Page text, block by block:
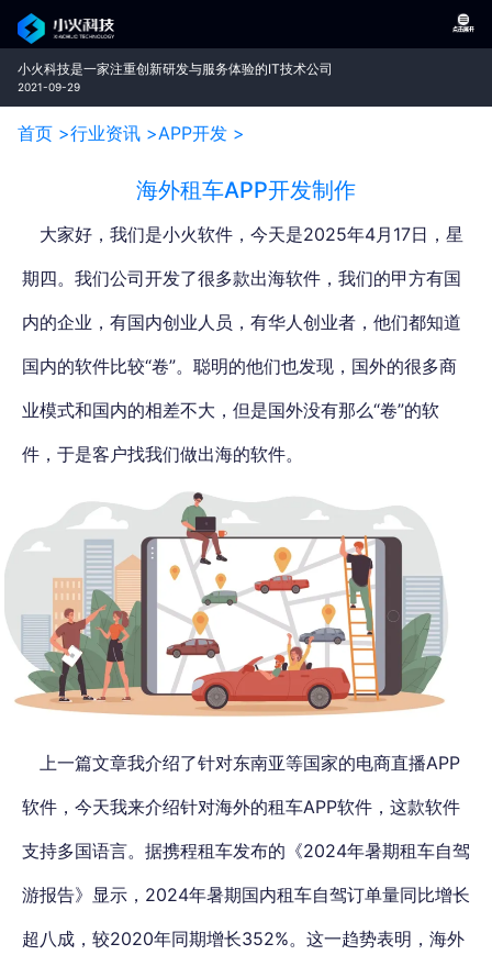
小火科技是一家注重创新研发与服务体验的IT技术公司
2021-09-29
首页 >行业资讯 >APP开发 >
海外租车APP开发制作
大家好，我们是小火软件，今天是2025年4月17日，星
期四。我们公司开发了很多款出海软件，我们的甲方有国
内的企业，有国内创业人员，有华人创业者，他们都知道
国内的软件比较“卷”。 聪明的他们也发现，国外的很多商
业模式和国内的相差不大，但是国外没有那么“卷”的软
件，于是客户找我们做出海的软件。
上一篇文章我介绍了针对东南亚等国家的电商直播APP
软件，今天我来介绍针对海外的租车APP软件，这款软件
支持多国语言。据携程租车发布的《2024年暑期租车自驾
游报告》显示，2024年暑期国内租车自驾订单量同比增长
超八成，较2020年同期增长352%。这一趋势表明，海外